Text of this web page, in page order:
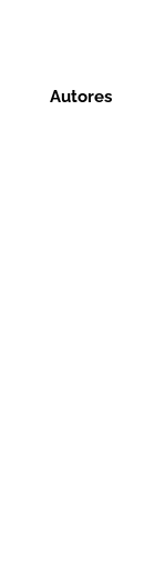
Autores